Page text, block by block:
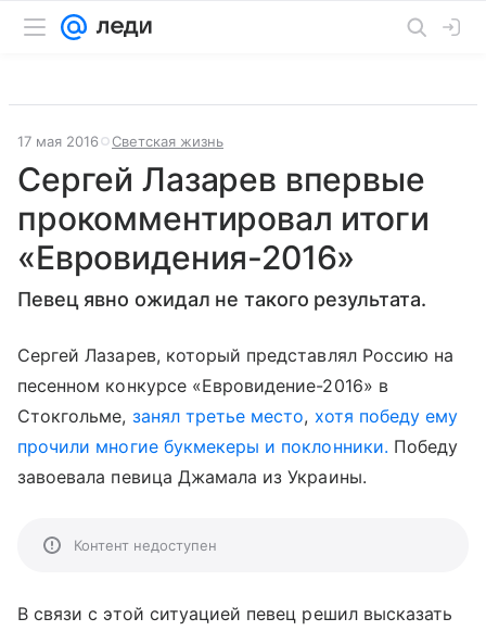
17 мая 2016 Светская жизнь
Сергей Лазарев впервые
прокомментировал итоги
«Евровидения-2016»
Певец явно ожидал не такого результата.
Сергей Лазарев, который представлял Россию на
песенном конкурсе «Евровидение-2016» в
Стокгольме, занял третье место, хотя победу ему
прочили многие букмекеры и поклонники. Победу
завоевала певица Джамала из Украины.
Контент недоступен
В связи с этой ситуацией певец решил высказать